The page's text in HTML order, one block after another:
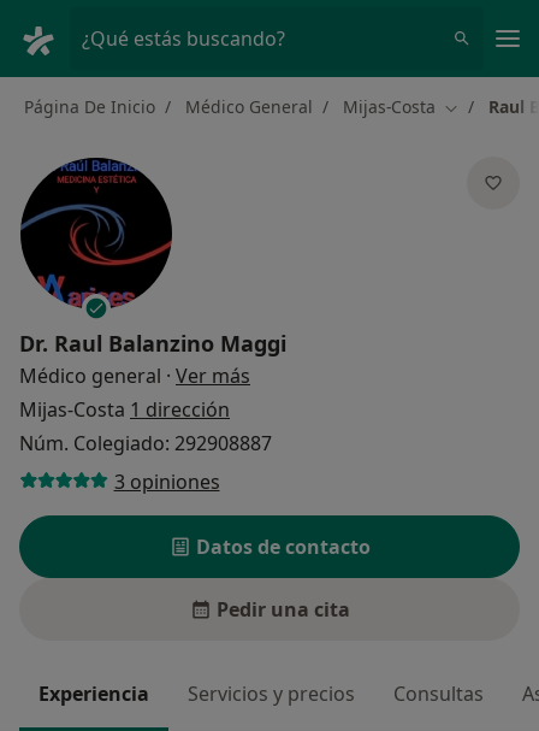
¿Qué estás buscando?
Página De Inicio Médico General Mijas-Costa Cambiar
Raul
Dr. Raul Balanzino Maggi
Médico general · Ver más
Mijas-Costa 1 dirección
Núm. Colegiado: 292908887
3 opiniones
Datos de contacto
Pedir una cita
Experiencia Servicios y precios Consultas